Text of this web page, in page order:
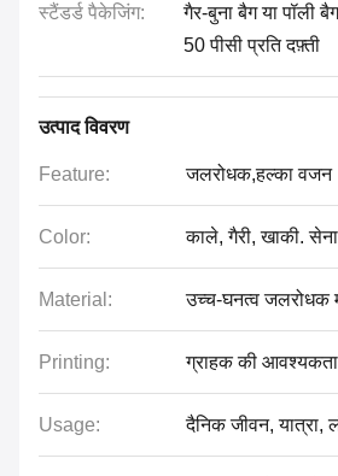
स्टैंडर्ड पैकेजिंग:
गैर-बुना बैग या पॉली
50 पीसी प्रति दफ़्ती
उत्पाद विवरण
Feature: जलरोधक,हल्का वजन
Color: काले, गैरी, खाकी.
Material: उच्च-घनत्व जलरोधक
Printing: ग्राहक की
Usage: दैनिक जीवन, यात्रा,